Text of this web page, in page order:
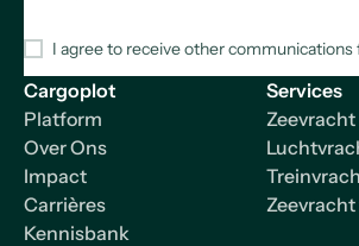
Cargoplot
Platform
Over Ons
Impact
Carrières
Kennisbank
Services
Zeevracht
I agree to receive other